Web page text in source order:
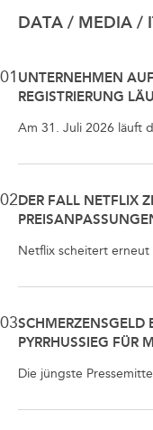
DATA / MEDIA /
01 UNTERNEHMEN
REGISTRIERUNG
Am 31. Juli 2026 läuft
02DER FALL NETFLIX
Netflix scheitert erneut
03SCHMERZENSGELD
YRRHUSSIEG FÜR
Die jüngste